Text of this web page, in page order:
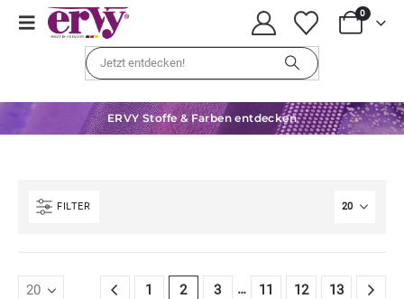
0
ERVY Stoffe & Farben entdecken
FILTER
1 2 3 … 11 12 13